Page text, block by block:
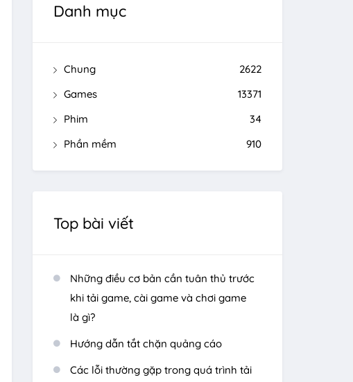
Danh mục
Chung
2622
Games
13371
Phim
34
Phần mềm
910
Top bài viết
Những điều cơ bản cần tuân thủ trước
khi tải game, cài game và chơi game
là gì?
Hướng dẫn tắt chặn quảng cáo
Các lỗi thường gặp trong quá trình tải